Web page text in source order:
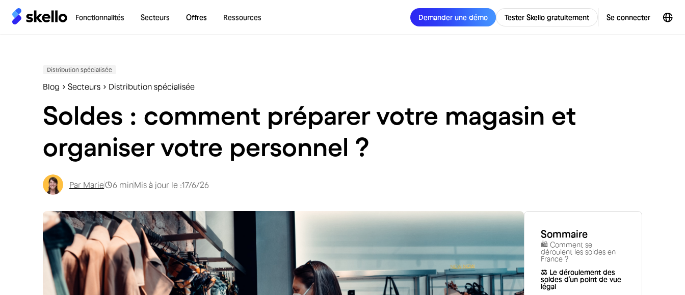
Fonctionnalités Secteurs Offres Ressources Demander une démo Tester Skello gratuitement Se connecter
Distribution spécialisée
Blog Secteurs Distribution spécialisée
Soldes : comment préparer votre magasin et
organiser votre personnel ?
Par Marie 6 minMis à jour le :17/6/26
Sommaire
🛍 Comment se
déroulent les soldes en
France ?
⚖️ Le déroulement des
soldes d’un point de vue
légal